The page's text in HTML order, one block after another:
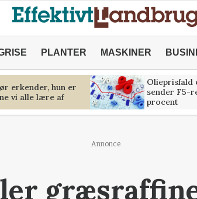
PLANTER MASKINER
erkender, hun er
vi alle lære af
Olieprisfald
sender F5-
procent
Annonce